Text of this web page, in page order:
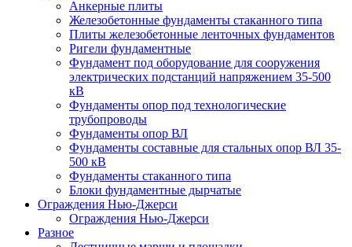
Анкерные плиты
Железобетонные фундаменты стаканного типа
Плиты железобетонные ленточных фундаментов
Ригели фундаментные
Фундамент под оборудование для сооружения
электрических подстанций напряжением 35-500
кВ
Фундаменты опор под технологические
трубопроводы
Фундаменты опор ВЛ
Фундаменты составные для стальных опор ВЛ 35-
500 кВ
Фундаменты стаканного типа
Блоки фундаментные дырчатые
Ограждения Нью-Джерси
Ограждения Нью-Джерси
Разное